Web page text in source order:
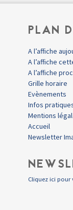
PLAN
A l’affiche
A l’affiche
A l’affiche
Grille horaire
Evènements
Infos
Mentions
Accueil
Newsletter
Cliquez ici pour